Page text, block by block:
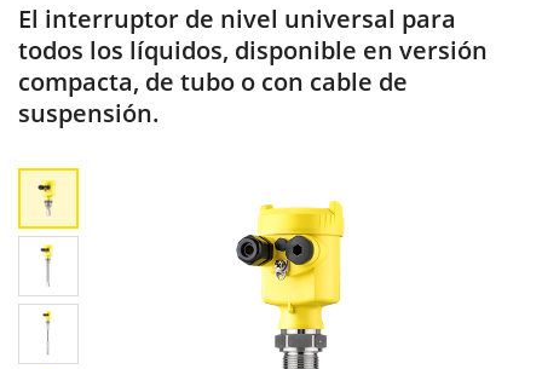
El interruptor de nivel universal para
todos los líquidos, disponible en versión
compacta, de tubo o con cable de
suspensión.